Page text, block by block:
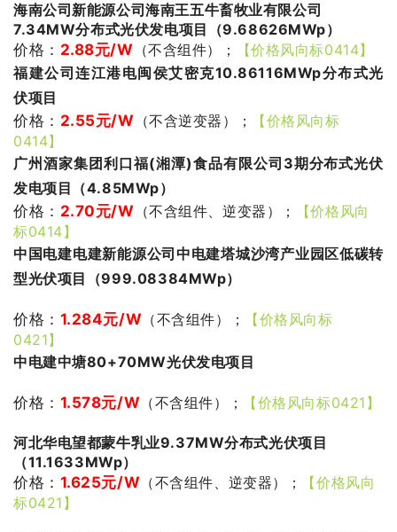
海南公司新能源公司海南王五牛畜牧业有限公司
7.34MW分布式光伏发电项目（9.68626MWp）
价格： 2.88元/W （不含组件）；
【价格风向标0414】
福建公司连江港电闽侯艾密克10.86116MWp分布式光
伏项目
价格： 2.55元/W （不含逆变器）；
【价格风向标
0414】
广州酒家集团利口福(湘潭)食品有限公司3期分布式光伏
发电项目（4.85MWp）
价格： 2.70元/W （不含组件、逆变器）；
【价格风向
标0414】
中国电建电建新能源公司中电建塔城沙湾产业园区低碳转
型光伏项目（999.08384MWp）
价格： 1.284元/W （不含组件）；
【价格风向标
0421】
中电建中塘80+70MW光伏发电项目
价格： 1.578元/W （不含组件）； 【价格风向标0421】
河北华电望都蒙牛乳业9.37MW分布式光伏项目
（11.1633MWp）
价格： 1.625元/W （不含组件、逆变器）；
【价格风向
标0421】